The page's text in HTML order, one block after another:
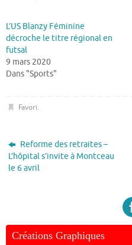
L’US Blanzy Féminine
décroche le titre régional en
futsal
9 mars 2020
Dans "Sports"
Favori.
Reforme des retraites –
L’hôpital s’invite à Montceau
le 6 avril
Créations Graphiques